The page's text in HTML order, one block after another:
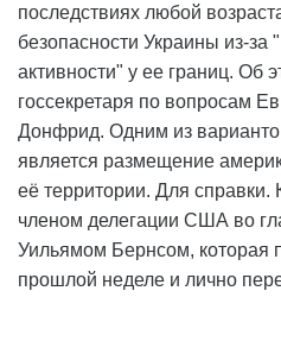
последствиях любой
безопасности Украины из-
активности" у ее границ. Об
госсекретаря по вопросам
Донфрид. Одним из
является размещение
её территории. Для
членом делегации США во
Уильямом Бернсом, которая
прошлой неделе и лично